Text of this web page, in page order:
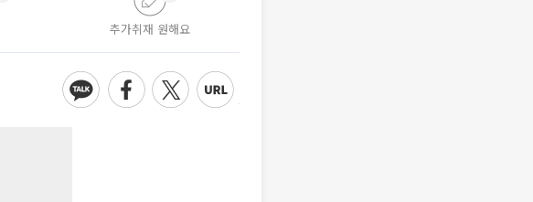
추가취재 원해요